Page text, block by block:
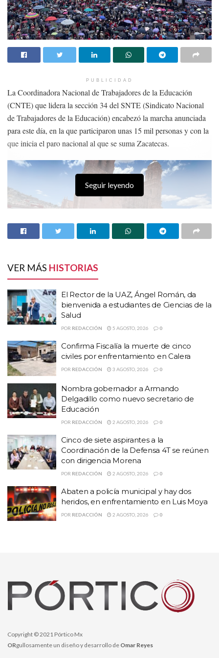
PUBLICIDAD
La Coordinadora Nacional de Trabajadores de la Educación
(CNTE) que lidera la sección 34 del SNTE (Sindicato Nacional
de Trabajadores de la Educación) encabezó la marcha anunciada
para este día, en la que participaron unas 15 mil personas y con la
que inicia el paro nacional al que se suma Zacatecas.
HISTORIAS RELACIONADAS
El Rector de la UAZ, Ángel Román, da bienvenida
Confirma Fiscalía la muerte de cinco civiles por
enfrentamiento en Calera
nuevo secretario de Educación
En la nutrida marcha también participaron sindicatos de otras
entre los que destacan: Sección 58 del Sindicato Nacional de
Trabajadores de la Educación, el SPAUAZ (Sindicato de Personal
Académico de la Universidad Autónoma de Zacatecas), el Sututez
(Sindicato Único de Trabajadores de la Universidad Tecnológica
de Zacatecas), así como estudiantes de la Escuela Normal Rural
“Gral. Matías Ramos Santos”, organizaciones civiles, feministas,
etc.
Seguir leyendo
VER MÁS HISTORIAS
El Rector de la UAZ, Ángel Román, da
bienvenida a estudiantes de Ciencias de la
Salud
POR REDACCIÓN 5 AGOSTO, 2026 0
Confirma Fiscalía la muerte de cinco
civiles por enfrentamiento en Calera
POR REDACCIÓN 3 AGOSTO, 2026 0
Nombra gobernador a Armando
Delgadillo como nuevo secretario de
Educación
POR REDACCIÓN 2 AGOSTO, 2026 0
Cinco de siete aspirantes a la
Coordinación de la Defensa 4T se reúnen
con dirigencia Morena
POR REDACCIÓN 2 AGOSTO, 2026 0
Abaten a policía municipal y hay dos
heridos, en enfrentamiento en Luis Moya
POR REDACCIÓN 2 AGOSTO, 2026 0
Copyright © 2021 Pórtico Mx
ORgullosamente un diseño y desarrollo de Omar Reyes